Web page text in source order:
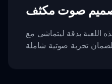
صوت مكثف
بدقة ليتماشى مع